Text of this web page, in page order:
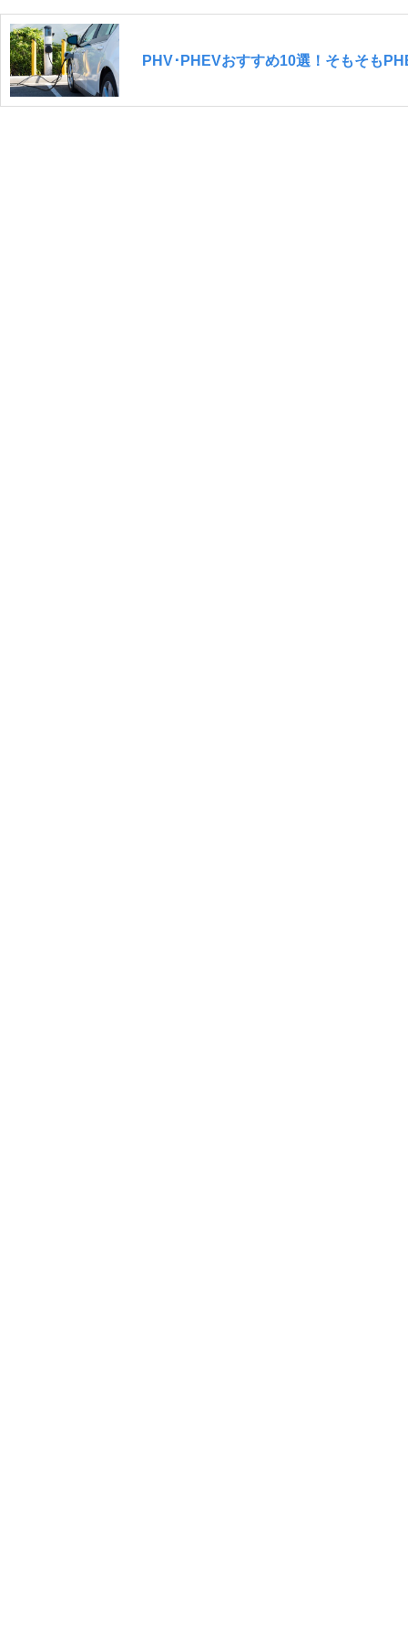
PHV･PHEVおすすめ10選！そもそも